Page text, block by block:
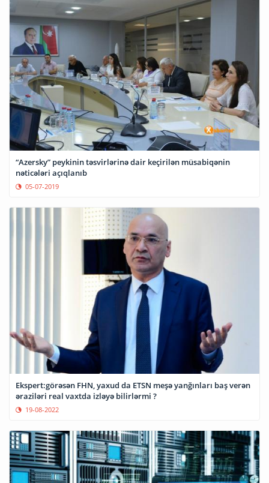
“Azersky” peykinin təsvirlərinə dair keçirilən müsabiqənin
nəticələri açıqlanıb
05-07-2019
Ekspert:görəsən FHN, yaxud da ETSN meşə yanğınları baş verən
əraziləri real vaxtda izləyə bilirlərmi ?
19-08-2022